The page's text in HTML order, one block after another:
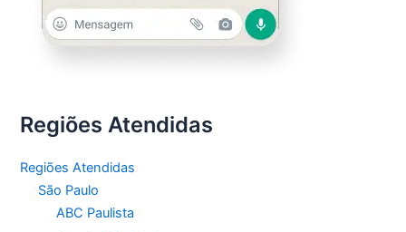
Regiões Atendidas
Regiões Atendidas
São Paulo
ABC Paulista